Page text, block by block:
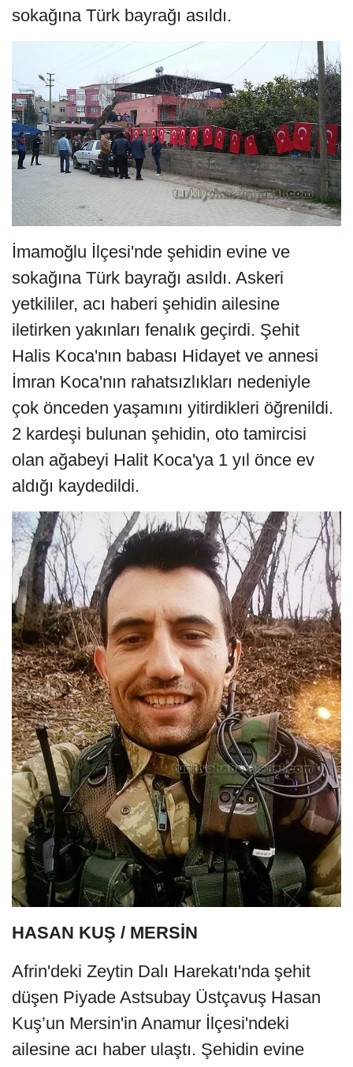
sokağına Türk bayrağı asıldı.
İmamoğlu İlçesi'nde şehidin evine ve
sokağına Türk bayrağı asıldı. Askeri
yetkililer, acı haberi şehidin ailesine
iletirken yakınları fenalık geçirdi. Şehit
Halis Koca'nın babası Hidayet ve annesi
İmran Koca'nın rahatsızlıkları nedeniyle
çok önceden yaşamını yitirdikleri öğrenildi.
2 kardeşi bulunan şehidin, oto tamircisi
olan ağabeyi Halit Koca'ya 1 yıl önce ev
aldığı kaydedildi.
HASAN KUŞ / MERSİN
Afrin'deki Zeytin Dalı Harekatı'nda şehit
düşen Piyade Astsubay Üstçavuş Hasan
Kuş’un Mersin'in Anamur İlçesi'ndeki
ailesine acı haber ulaştı. Şehidin evine